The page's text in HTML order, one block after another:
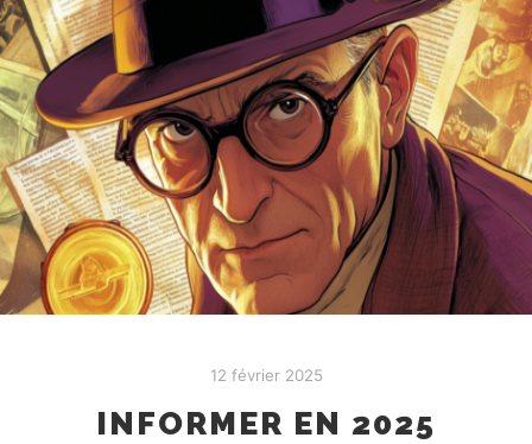
12 février 2025
INFORMER EN 2025